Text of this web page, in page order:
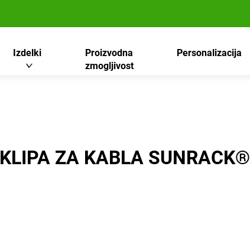
Izdelki
Proizvodna
zmogljivost
Personalizacija
KLIPA ZA KABLA SUNRACK®